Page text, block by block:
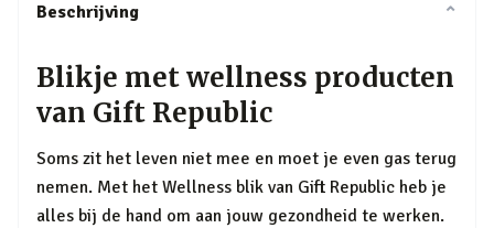
Beschrijving ⌄
Blikje met wellness producten
van Gift Republic
Soms zit het leven niet mee en moet je even gas terug
nemen. Met het Wellness blik van Gift Republic heb je
alles bij de hand om aan jouw gezondheid te werken.